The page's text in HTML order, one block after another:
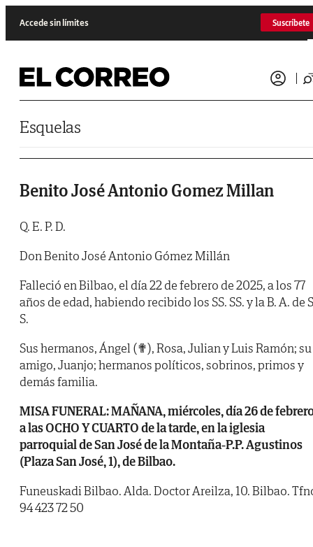
Accede sin límites Suscríbete
Esquelas
Benito José Antonio Gomez Millan
Q. E. P. D.
Don Benito José Antonio Gómez Millán
Falleció en Bilbao, el día 22 de febrero de 2025, a los 77
años de edad, habiendo recibido los SS. SS. y la B. A. de
S.
Sus hermanos, Ángel (✟), Rosa, Julian y Luis Ramón; su
amigo, Juanjo; hermanos políticos, sobrinos, primos y
demás familia.
MISA FUNERAL: MAÑANA, miércoles, día 26 de
a las OCHO Y CUARTO de la tarde, en la iglesia
parroquial de San José de la Montaña-P.P. Agustinos
(Plaza San José, 1), de Bilbao.
Funeuskadi Bilbao. Alda. Doctor Areilza, 10. Bilbao.
94 423 72 50